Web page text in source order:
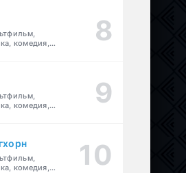
комедия,
комедия,
комедия,